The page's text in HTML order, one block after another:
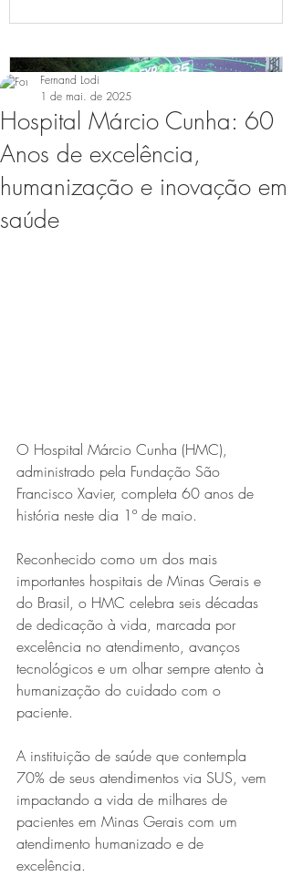
Projeto abre inscrições para
formar grupo de teatro cristão
no Vale do Aço
Série MPB abre temporada de
shows em Ipatinga com Flávio
Venturini
Hospital Márcio Cunha: 60
Anos de excelência,
humanização e inovação em
saúde
Fernand Lodi
1 de mai. de 2025
O Hospital Márcio Cunha (HMC),
administrado pela Fundação São
Francisco Xavier, completa 60 anos de
história neste dia 1º de maio.
Reconhecido como um dos mais
importantes hospitais de Minas Gerais e
do Brasil, o HMC celebra seis décadas
de dedicação à vida, marcada por
excelência no atendimento, avanços
tecnológicos e um olhar sempre atento à
humanização do cuidado com o
paciente.
A instituição de saúde que contempla
70% de seus atendimentos via SUS, vem
impactando a vida de milhares de
pacientes em Minas Gerais com um
atendimento humanizado e de
excelência.